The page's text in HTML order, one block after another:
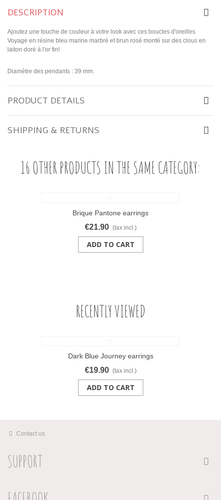
DESCRIPTION
Ajoutez une touche de couleur à votre look avec ces boucles d'oreilles
Voyage en résine bleu marine marbré et brun rosé monté sur des clous en
laiton doré à l'or fin!
Diamètre des pendants : 39 mm.
PRODUCT DETAILS
SHIPPING & RETURNS
16 OTHER PRODUCTS IN THE SAME CATEGORY:
Brique Pantone earrings
€21.90 (tax incl.)
ADD TO CART
RECENTLY VIEWED
Dark Blue Journey earrings
€19.90 (tax incl.)
ADD TO CART
Contact us
SUPPORT